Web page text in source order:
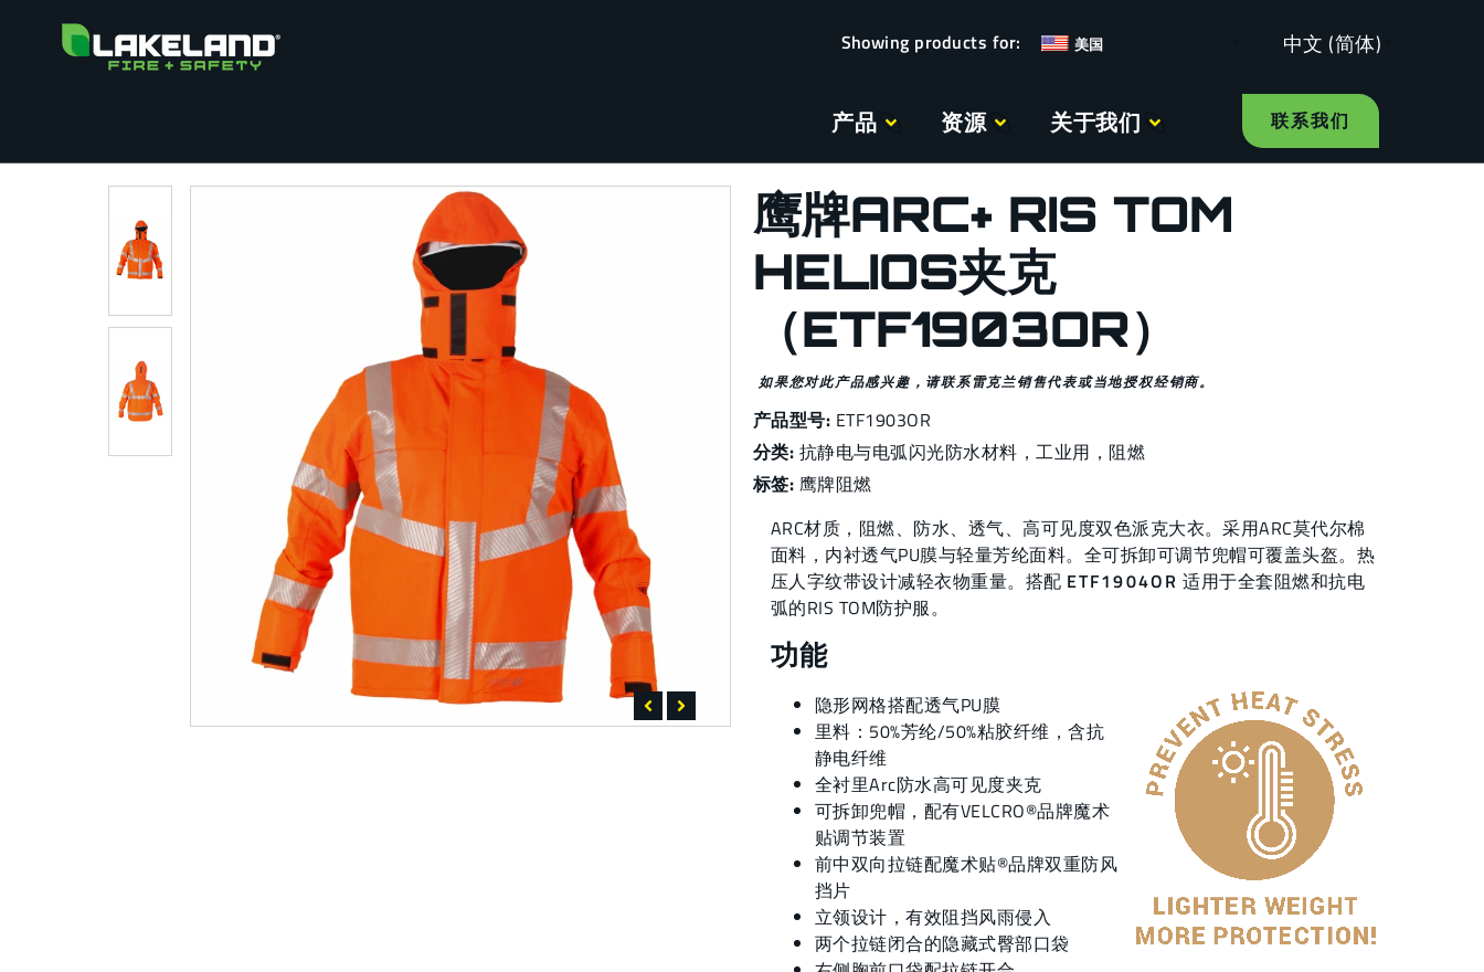
美国 中文 (简体)
产品 资源 关于我们 联系我们
鹰牌ARC+ RIS TOM
HELIOS夹克
（ETF1903OR）
如果您对此产品感兴趣，请联系雷克兰销售代表或当地授权经销商。
产品型号: ETF1903OR
分类: 抗静电与电弧闪光防水材料 ，工业用 ， 阻燃
标签: 鹰牌阻燃
ARC材质，阻燃、防水、透气、高可见度双色派克大衣。采用ARC莫代尔棉
面料，内衬透气PU膜与轻量芳纶面料。全可拆卸可调节兜帽可覆盖头盔。热
压人字纹带设计减轻衣物重量。搭配 ETF1904OR 适用于全套阻燃和抗电
弧的RIS TOM防护服。
功能
隐形网格搭配透气PU膜
里料：50%芳纶/50%粘胶纤维，含抗
静电纤维
全衬里Arc防水高可见度夹克
可拆卸兜帽，配有VELCRO®品牌魔术
贴调节装置
前中双向拉链配魔术贴®品牌双重防风
挡片
立领设计，有效阻挡风雨侵入
两个拉链闭合的隐藏式臀部口袋